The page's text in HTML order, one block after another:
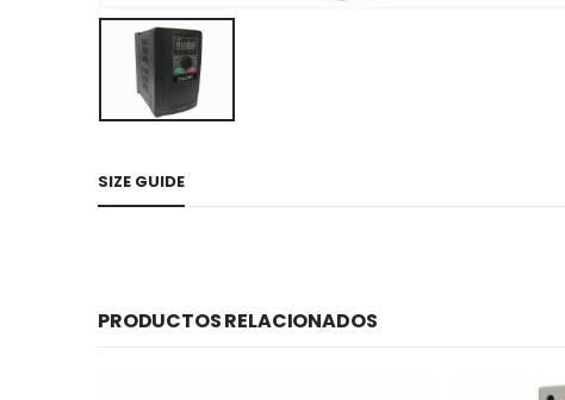
SIZE GUIDE
PRODUCTOS RELACIONADOS